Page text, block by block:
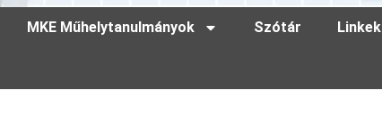
MKE Műhelytanulmányok Szótár Linkek